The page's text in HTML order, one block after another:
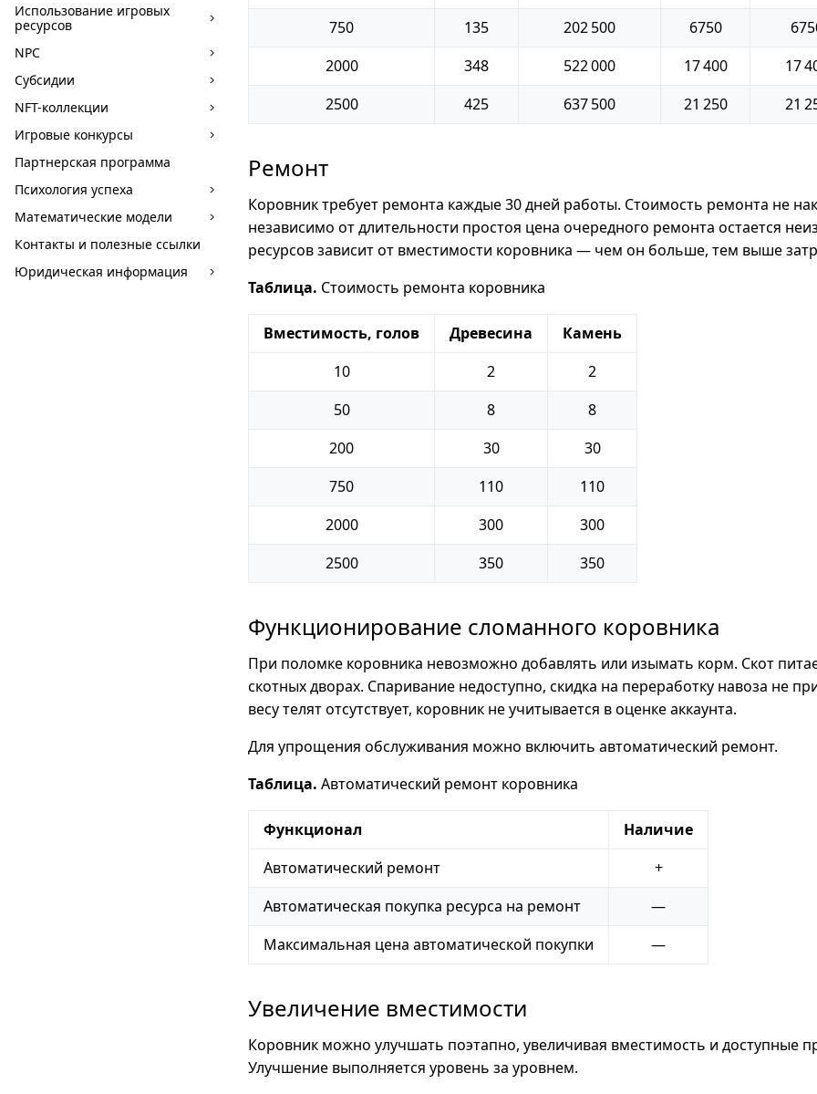
Использование игровых
ресурсов
NPC
Субсидии
NFT-коллекции
Игровые конкурсы
Партнерская программа
Психология успеха
Математические модели
Контакты и полезные ссылки
Юридическая информация
750
135 202 500 6750
2000
348 522 000 17 400
17
2500
425 637 500 21 250 21
Ремонт
Коровник требует ремонта каждые 30 дней работы. Стоимость ремонта не
независимо от длительности простоя цена очередного ремонта остается
ресурсов зависит от вместимости коровника — чем он больше, тем выше
Таблица. Стоимость ремонта коровника
Вместимость, голов Древесина
Камень
10
2
2
50
8
8
200
30
30
750
110
110
2000
300
300
2500
350 350
Функционирование сломанного коровника
При поломке коровника невозможно добавлять или изымать корм. Скот
скотных дворах. Спаривание недоступно, скидка на переработку навоза не
весу телят отсутствует, коровник не учитывается в оценке аккаунта.
Для упрощения обслуживания можно включить автоматический ремонт.
Таблица. Автоматический ремонт коровника
Функционал
Наличие
Автоматический ремонт
+
Автоматическая покупка ресурса на ремонт
—
Максимальная цена автоматической покупки
—
Увеличение вместимости
Коровник можно улучшать поэтапно, увеличивая вместимость и доступные
Улучшение выполняется уровень за уровнем.